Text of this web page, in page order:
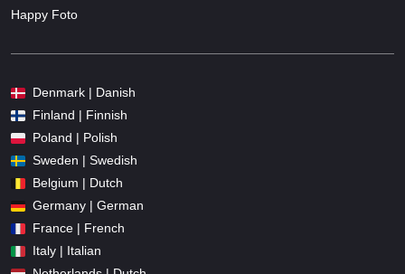
Happy Foto
Denmark | Danish
Finland | Finnish
Poland | Polish
Sweden | Swedish
Belgium | Dutch
Germany | German
France | French
Italy | Italian